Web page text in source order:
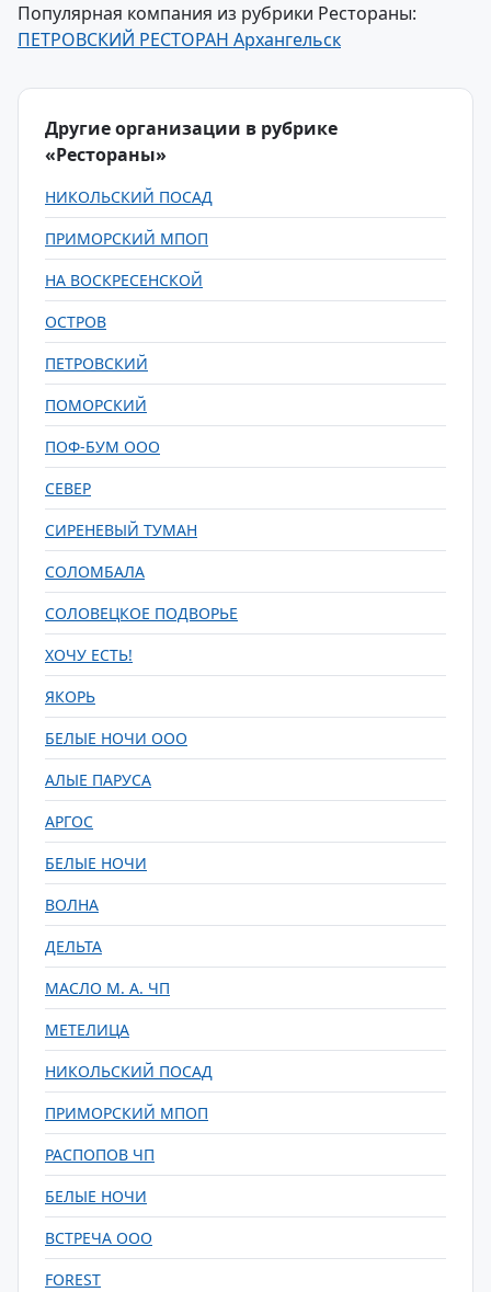
Популярная компания из рубрики Рестораны:
ПЕТРОВСКИЙ РЕСТОРАН Архангельск
Другие организации в рубрике
«Рестораны»
НИКОЛЬСКИЙ ПОСАД
ПРИМОРСКИЙ МПОП
НА ВОСКРЕСЕНСКОЙ
ОСТРОВ
ПЕТРОВСКИЙ
ПОМОРСКИЙ
ПОФ-БУМ ООО
СЕВЕР
СИРЕНЕВЫЙ ТУМАН
СОЛОМБАЛА
СОЛОВЕЦКОЕ ПОДВОРЬЕ
ХОЧУ ЕСТЬ!
ЯКОРЬ
БЕЛЫЕ НОЧИ ООО
АЛЫЕ ПАРУСА
АРГОС
БЕЛЫЕ НОЧИ
ВОЛНА
ДЕЛЬТА
МАСЛО М. А. ЧП
МЕТЕЛИЦА
НИКОЛЬСКИЙ ПОСАД
ПРИМОРСКИЙ МПОП
РАСПОПОВ ЧП
БЕЛЫЕ НОЧИ
ВСТРЕЧА ООО
FOREST